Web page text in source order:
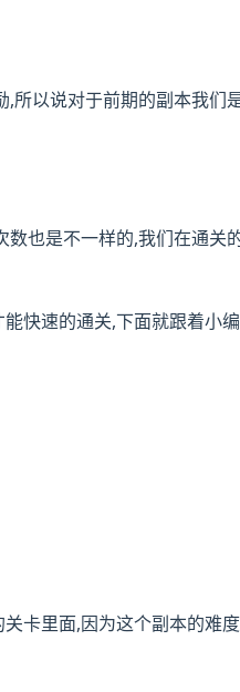
所以说对于前期的副本我们
也是不一样的,我们在通关
快速的通关,下面就跟着小
卡里面,因为这个副本的难